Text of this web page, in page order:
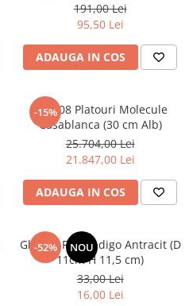
191,00 Lei
95,50 Lei
ADAUGA IN COS
-15%
Set 108 Platouri Molecule
Casablanca (30 cm Alb)
25.704,00 Lei
21.847,00 Lei
ADAUGA IN COS
-52% NOU
Ghiveci Flori Indigo Antracit (D
11cm H 11,5 cm)
33,00 Lei
16,00 Lei